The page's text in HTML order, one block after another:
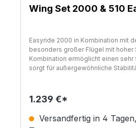
Wing Set 2000 & 510
Easyride 2000 in Kombination mit
besonders großer Flügel mit hoher
Kombination ermöglicht einen sehr
sorgt für außergewöhnliche
zu wechseln. Ideal für entspanntes
Naturerkundungen und das Reiten
seiner Größe bleibt der Flügel agil
Perfekt für Einsteiger und eFoil-
1.239 €*
Versandfertig in 4